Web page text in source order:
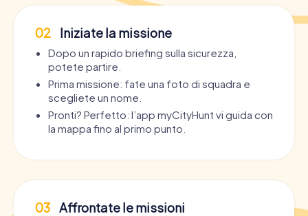
02 Iniziate la missione
Dopo un rapido briefing sulla sicurezza,
potete partire.
Prima missione: fate una foto di squadra e
scegliete un nome.
Pronti? Perfetto: l’app myCityHunt vi guida con
la mappa fino al primo punto.
03 Affrontate le missioni